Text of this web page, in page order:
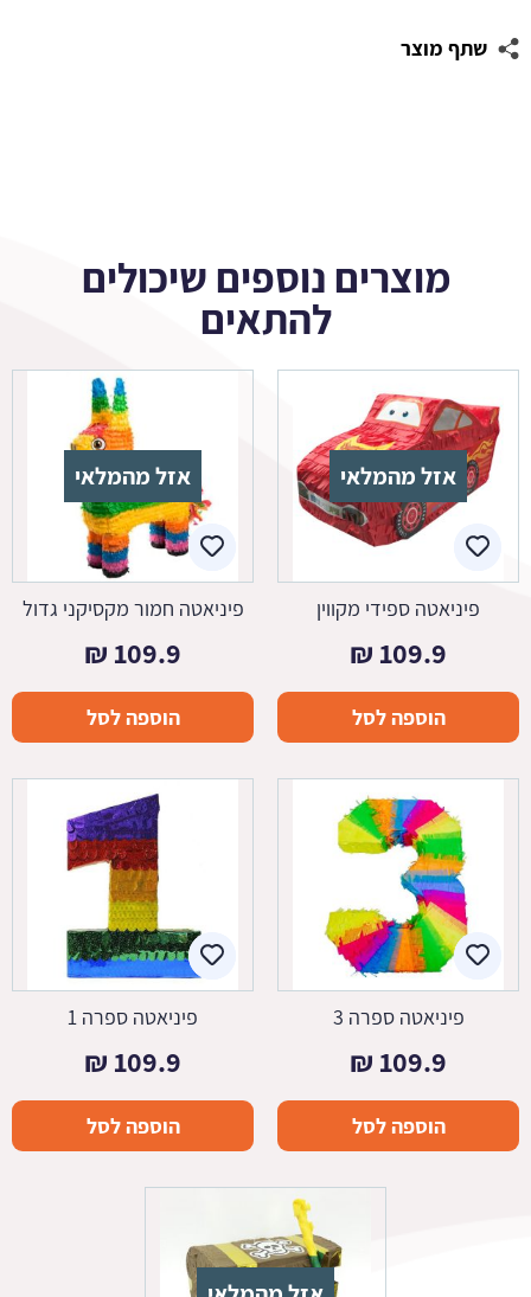
שתף מוצר
מוצרים נוספים שיכולים
להתאים
אזל מהמלאי
פיניאטה ספידי מקווין
109.9
₪
הוספה לסל
אזל מהמלאי
פיניאטה חמור מקסיקני גדול
109.9
₪
הוספה לסל
פיניאטה ספרה 3
109.9
₪
הוספה לסל
פיניאטה ספרה 1
109.9
₪
הוספה לסל